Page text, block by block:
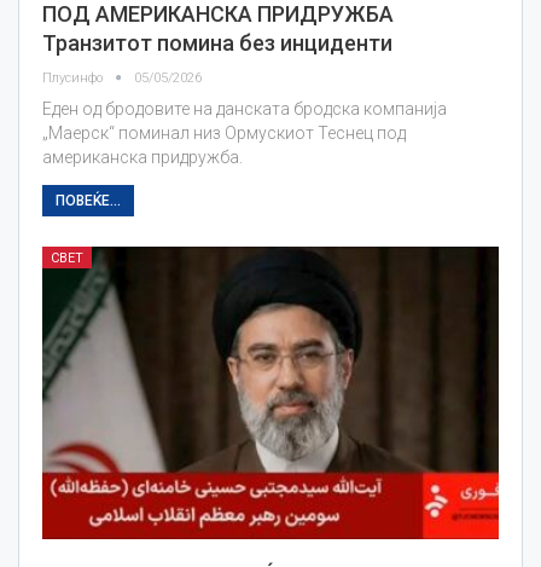
ПОД АМЕРИКАНСКА ПРИДРУЖБА
Транзитот помина без инциденти
Плусинфо 05/05/2026
Еден од бродовите на данската бродска компанија
„Маерск“ поминал низ Ормускиот Теснец под
американска придружба.
ПОВЕЌЕ...
СВЕТ